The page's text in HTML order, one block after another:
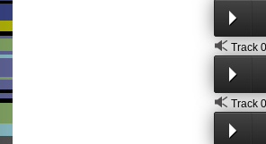
Track
Track